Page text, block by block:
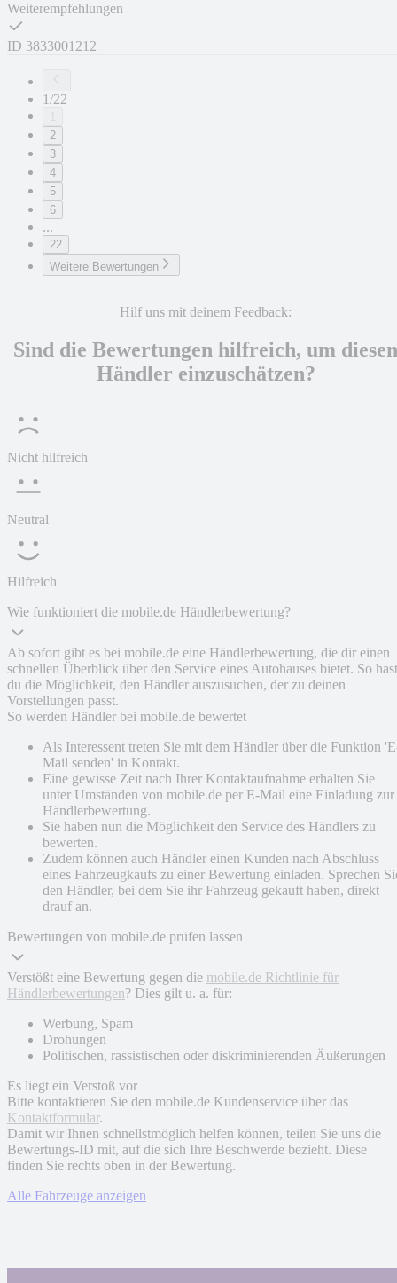
Weiterempfehlungen
ID 3833001212
1/22
2
3
4
5
6
...
22
Weitere Bewertungen
Hilf uns mit deinem Feedback:
Sind die Bewertungen hilfreich, um diesen
Händler einzuschätzen?
Nicht hilfreich
Neutral
Hilfreich
Wie funktioniert die mobile.de Händlerbewertung?
Ab sofort gibt es bei mobile.de eine Händlerbewertung, die dir einen
schnellen Überblick über den Service eines Autohauses bietet. So hast
du die Möglichkeit, den Händler auszusuchen, der zu deinen
Vorstellungen passt.
So werden Händler bei mobile.de bewertet
Als Interessent treten Sie mit dem Händler über die Funktion
Mail senden' in Kontakt.
Eine gewisse Zeit nach Ihrer Kontaktaufnahme erhalten Sie
unter Umständen von mobile.de per E-Mail eine Einladung zur
Händlerbewertung.
Sie haben nun die Möglichkeit den Service des Händlers zu
bewerten.
Zudem können auch Händler einen Kunden nach Abschluss
eines Fahrzeugkaufs zu einer Bewertung einladen. Sprechen
den Händler, bei dem Sie ihr Fahrzeug gekauft haben, direkt
drauf an.
Bewertungen von mobile.de prüfen lassen
Verstößt eine Bewertung gegen die mobile.de Richtlinie für
Händlerbewertungen? Dies gilt u. a. für:
Werbung, Spam
Drohungen
Politischen, rassistischen oder diskriminierenden Äußerungen
Es liegt ein Verstoß vor
Bitte kontaktieren Sie den mobile.de Kundenservice über das
Kontaktformular.
Damit wir Ihnen schnellstmöglich helfen können, teilen Sie uns die
Bewertungs-ID mit, auf die sich Ihre Beschwerde bezieht. Diese
finden Sie rechts oben in der Bewertung.
Alle Fahrzeuge anzeigen